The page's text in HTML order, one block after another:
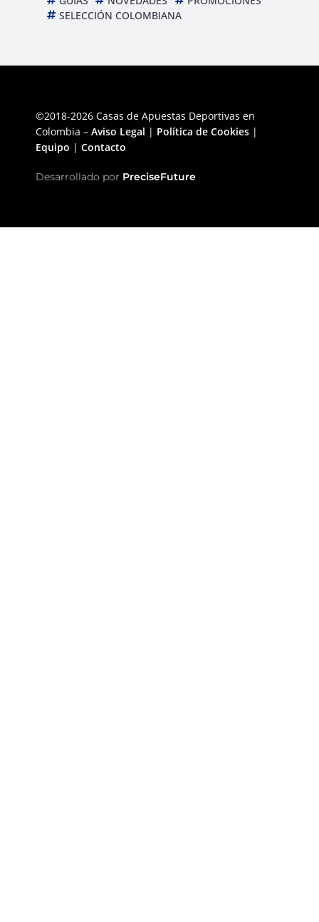
SELECCIÓN COLOMBIANA
©2018-2026 Casas de Apuestas Deportivas en
Colombia – Aviso Legal | Política de Cookies |
Equipo | Contacto
Desarrollado por PreciseFuture